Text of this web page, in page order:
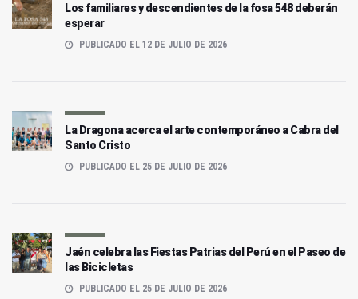
Los familiares y descendientes de la fosa 548 deberán
esperar
PUBLICADO EL 12 DE JULIO DE 2026
La Dragona acerca el arte contemporáneo a Cabra del
Santo Cristo
PUBLICADO EL 25 DE JULIO DE 2026
Jaén celebra las Fiestas Patrias del Perú en el Paseo de
las Bicicletas
PUBLICADO EL 25 DE JULIO DE 2026